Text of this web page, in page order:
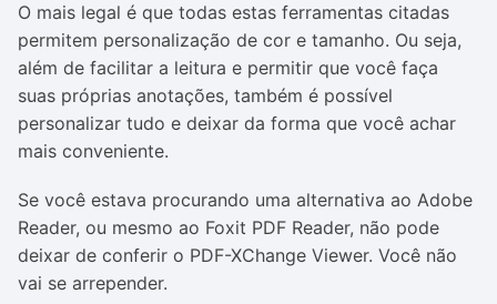
O mais legal é que todas estas ferramentas citadas
permitem personalização de cor e tamanho. Ou seja,
além de facilitar a leitura e permitir que você faça
suas próprias anotações, também é possível
personalizar tudo e deixar da forma que você achar
mais conveniente.
Se você estava procurando uma alternativa ao Adobe
Reader, ou mesmo ao Foxit PDF Reader, não pode
deixar de conferir o PDF-XChange Viewer. Você não
vai se arrepender.